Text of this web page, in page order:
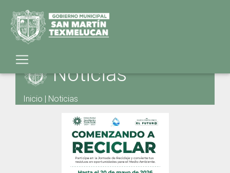
Noticias
Inicio | Noticias